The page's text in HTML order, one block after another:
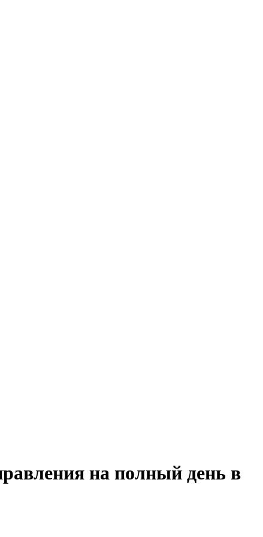
на полный день в